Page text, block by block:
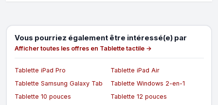
Vous pourriez également être intéressé(e) par
Afficher toutes les offres en Tablette tactile →
Tablette iPad Pro
Tablette iPad Air
Tablette Samsung Galaxy Tab
Tablette Windows 2-en-1
Tablette 10 pouces
Tablette 12 pouces